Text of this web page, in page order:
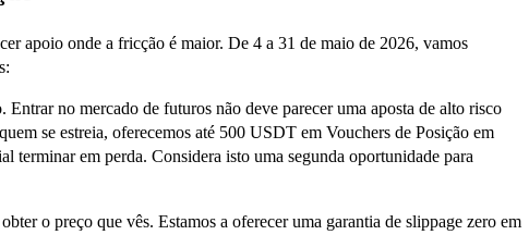
apoio onde a fricção é maior. De 4 a 31 de maio de 2026, vamos
Entrar no mercado de futuros não deve parecer uma aposta de alto risco
se estreia, oferecemos até 500 USDT em Vouchers de Posição em
terminar em perda. Considera isto uma segunda oportunidade para
o preço que vês. Estamos a oferecer uma garantia de slippage zero em